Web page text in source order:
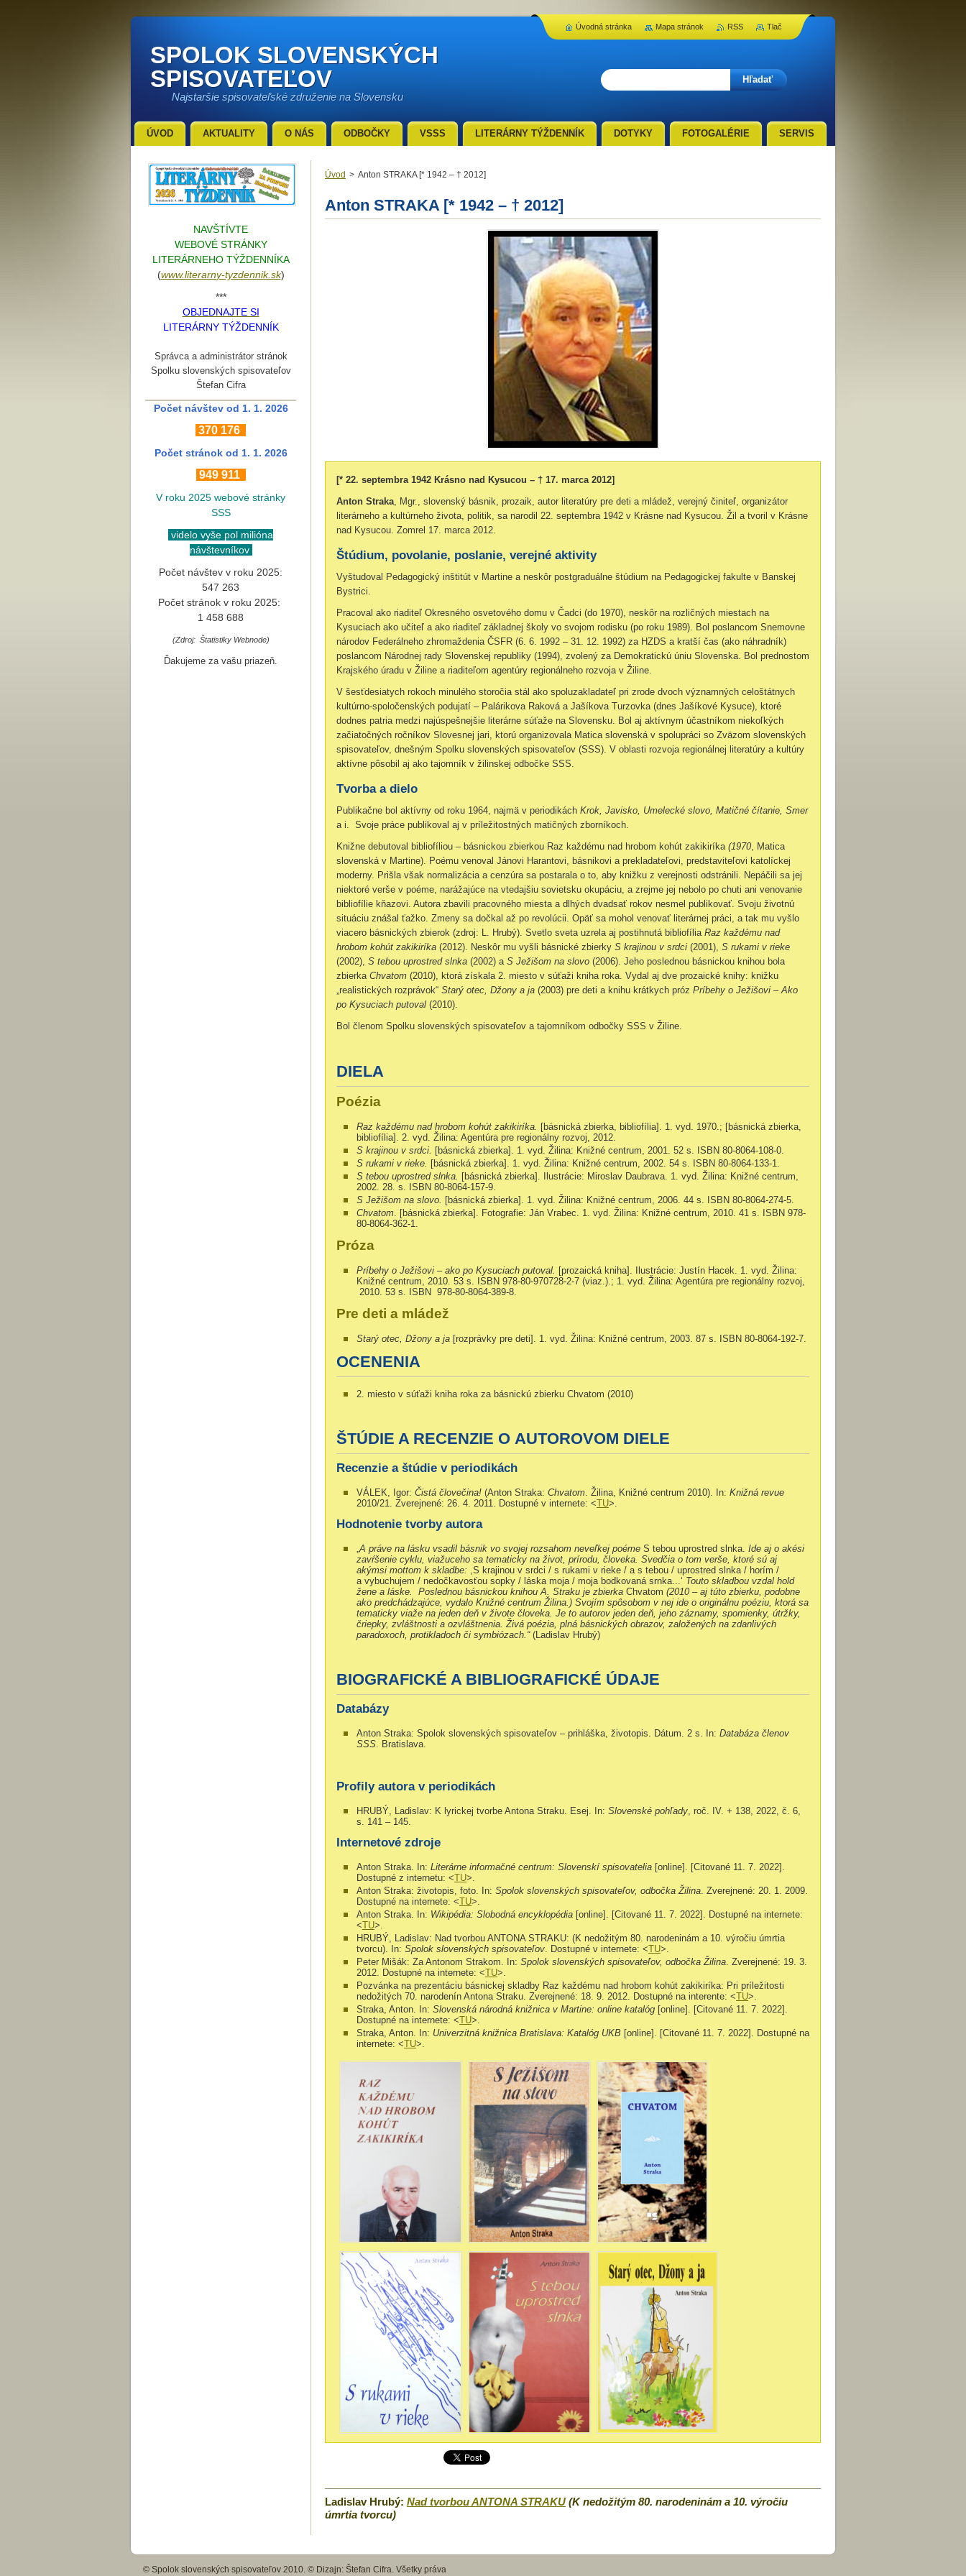
SPOLOK SLOVENSKÝCH
SPISOVATEĽOV
Najstaršie spisovateľské združenie na Slovensku
Úvod > Anton STRAKA [* 1942 – † 2012]
Anton STRAKA [* 1942 – † 2012]
[* 22. septembra 1942 Krásno nad Kysucou – † 17. marca 2012]
Anton Straka, Mgr., slovenský básnik, prozaik, autor literatúry pre deti a mládež, verejný činiteľ, organizátor
literárneho a kultúrneho života, politik, sa narodil 22. septembra 1942 v Krásne nad Kysucou. Žil a tvoril v Krásne
nad Kysucou. Zomrel 17. marca 2012.
Štúdium, povolanie, poslanie, verejné aktivity
Vyštudoval Pedagogický inštitút v Martine a neskôr postgraduálne štúdium na Pedagogickej fakulte v Banskej
Bystrici.
Pracoval ako riaditeľ Okresného osvetového domu v Čadci (do 1970), neskôr na rozličných miestach na
Kysuciach ako učiteľ a ako riaditeľ základnej školy vo svojom rodisku (po roku 1989). Bol poslancom Snemovne
národov Federálneho zhromaždenia ČSFR (6. 6. 1992 – 31. 12. 1992) za HZDS a kratší čas (ako náhradník)
poslancom Národnej rady Slovenskej republiky (1994), zvolený za Demokratickú úniu Slovenska. Bol prednostom
Krajského úradu v Žiline a riaditeľom agentúry regionálneho rozvoja v Žiline.
V šesťdesiatych rokoch minulého storočia stál ako spoluzakladateľ pri zrode dvoch významných celoštátnych
kultúrno-spoločenských podujatí – Palárikova Raková a Jašíkova Turzovka (dnes Jašíkové Kysuce), ktoré
dodnes patria medzi najúspešnejšie literárne súťaže na Slovensku. Bol aj aktívnym účastníkom niekoľkých
začiatočných ročníkov Slovesnej jari, ktorú organizovala Matica slovenská v spolupráci so Zväzom slovenských
spisovateľov, dnešným Spolku slovenských spisovateľov (SSS). V oblasti rozvoja regionálnej literatúry a kultúry
aktívne pôsobil aj ako tajomník v žilinskej odbočke SSS.
Tvorba a dielo
Publikačne bol aktívny od roku 1964, najmä v periodikách Krok, Javisko, Umelecké slovo, Matičné čítanie, Smer
a i. Svoje práce publikoval aj v príležitostných matičných zborníkoch.
Knižne debutoval bibliofíliou – básnickou zbierkou Raz každému nad hrobom kohút zakikiríka (1970, Matica
slovenská v Martine). Poému venoval Jánovi Harantovi, básnikovi a prekladateľovi, predstaviteľovi katolíckej
moderny. Prišla však normalizácia a cenzúra sa postarala o to, aby knižku z verejnosti odstránili. Nepáčili sa jej
niektoré verše v poéme, narážajúce na vtedajšiu sovietsku okupáciu, a zrejme jej nebolo po chuti ani venovanie
bibliofílie kňazovi. Autora zbavili pracovného miesta a dlhých dvadsať rokov nesmel publikovať. Svoju životnú
situáciu znášal ťažko. Zmeny sa dočkal až po revolúcii. Opäť sa mohol venovať literárnej práci, a tak mu vyšlo
viacero básnických zbierok (zdroj: L. Hrubý). Svetlo sveta uzrela aj postihnutá bibliofília Raz každému nad
hrobom kohút zakikiríka (2012). Neskôr mu vyšli básnické zbierky S krajinou v srdci (2001), S rukami v rieke
(2002), S tebou uprostred slnka (2002) a S Ježišom na slovo (2006). Jeho poslednou básnickou knihou bola
zbierka Chvatom (2010), ktorá získala 2. miesto v súťaži kniha roka. Vydal aj dve prozaické knihy: knižku
„realistických rozprávok“ Starý otec, Džony a ja (2003) pre deti a knihu krátkych próz Príbehy o Ježišovi – Ako
po Kysuciach putoval (2010).
Bol členom Spolku slovenských spisovateľov a tajomníkom odbočky SSS v Žiline.
DIELA
Poézia
Raz každému nad hrobom kohút zakikiríka. [básnická zbierka, bibliofília]. 1. vyd. 1970.; [básnická zbierka,
bibliofília]. 2. vyd. Žilina: Agentúra pre regionálny rozvoj, 2012.
S krajinou v srdci. [básnická zbierka]. 1. vyd. Žilina: Knižné centrum, 2001. 52 s. ISBN 80-8064-108-0.
S rukami v rieke. [básnická zbierka]. 1. vyd. Žilina: Knižné centrum, 2002. 54 s. ISBN 80-8064-133-1.
S tebou uprostred slnka. [básnická zbierka]. Ilustrácie: Miroslav Daubrava. 1. vyd. Žilina: Knižné centrum,
2002. 28. s. ISBN 80-8064-157-9.
S Ježišom na slovo. [básnická zbierka]. 1. vyd. Žilina: Knižné centrum, 2006. 44 s. ISBN 80-8064-274-5.
Chvatom. [básnická zbierka]. Fotografie: Ján Vrabec. 1. vyd. Žilina: Knižné centrum, 2010. 41 s. ISBN 978-
80-8064-362-1.
Próza
Príbehy o Ježišovi – ako po Kysuciach putoval. [prozaická kniha]. Ilustrácie: Justín Hacek. 1. vyd. Žilina:
Knižné centrum, 2010. 53 s. ISBN 978-80-970728-2-7 (viaz.).; 1. vyd. Žilina: Agentúra pre regionálny rozvoj,
2010. 53 s. ISBN 978-80-8064-389-8.
Pre deti a mládež
Starý otec, Džony a ja [rozprávky pre deti]. 1. vyd. Žilina: Knižné centrum, 2003. 87 s. ISBN 80-8064-192-7.
OCENENIA
2. miesto v súťaži kniha roka za básnickú zbierku Chvatom (2010)
ŠTÚDIE A RECENZIE O AUTOROVOM DIELE
Recenzie a štúdie v periodikách
VÁLEK, Igor: Čistá človečina! (Anton Straka: Chvatom. Žilina, Knižné centrum 2010). In: Knižná revue
2010/21. Zverejnené: 26. 4. 2011. Dostupné v internete: <TU>.
Hodnotenie tvorby autora
„A práve na lásku vsadil básnik vo svojej rozsahom neveľkej poéme S tebou uprostred slnka. Ide aj o akési
zavŕšenie cyklu, viažuceho sa tematicky na život, prírodu, človeka. Svedčia o tom verše, ktoré sú aj
akýmsi mottom k skladbe: ,S krajinou v srdci / s rukami v rieke / a s tebou / uprostred slnka / horím /
a vybuchujem / nedočkavosťou sopky / láska moja / moja bodkovaná srnka...‘ Touto skladbou vzdal hold
žene a láske. Poslednou básnickou knihou A. Straku je zbierka Chvatom (2010 – aj túto zbierku, podobne
ako predchádzajúce, vydalo Knižné centrum Žilina.) Svojím spôsobom v nej ide o originálnu poéziu, ktorá sa
tematicky viaže na jeden deň v živote človeka. Je to autorov jeden deň, jeho záznamy, spomienky, útržky,
čriepky, zvláštnosti a ozvláštnenia. Živá poézia, plná básnických obrazov, založených na zdanlivých
paradoxoch, protikladoch či symbiózach.“(Ladislav Hrubý)
BIOGRAFICKÉ A BIBLIOGRAFICKÉ ÚDAJE
Databázy
Anton Straka: Spolok slovenských spisovateľov – prihláška, životopis. Dátum. 2 s. In: Databáza členov
SSS. Bratislava.
Profily autora v periodikách
HRUBÝ, Ladislav: K lyrickej tvorbe Antona Straku. Esej. In: Slovenské pohľady, roč. IV. + 138, 2022, č. 6,
s. 141 – 145.
Internetové zdroje
Anton Straka. In: Literárne informačné centrum: Slovenskí spisovatelia [online]. [Citované 11. 7. 2022].
Dostupné z internetu: <TU>.
Anton Straka: životopis, foto. In: Spolok slovenských spisovateľov, odbočka Žilina. Zverejnené: 20. 1. 2009.
Dostupné na internete: <TU>.
Anton Straka. In: Wikipédia: Slobodná encyklopédia [online]. [Citované 11. 7. 2022]. Dostupné na internete:
<TU>.
HRUBÝ, Ladislav: Nad tvorbou ANTONA STRAKU: (K nedožitým 80. narodeninám a 10. výročiu úmrtia
tvorcu). In: Spolok slovenských spisovateľov. Dostupné v internete: <TU>.
Peter Mišák: Za Antonom Strakom. In: Spolok slovenských spisovateľov, odbočka Žilina. Zverejnené: 19. 3.
2012. Dostupné na internete: <TU>.
Pozvánka na prezentáciu básnickej skladby Raz každému nad hrobom kohút zakikiríka: Pri príležitosti
nedožitých 70. narodenín Antona Straku. Zverejnené: 18. 9. 2012. Dostupné na interente: <TU>.
Straka, Anton. In: Slovenská národná knižnica v Martine: online katalóg [online]. [Citované 11. 7. 2022].
Dostupné na internete: <TU>.
Straka, Anton. In: Univerzitná knižnica Bratislava: Katalóg UKB [online]. [Citované 11. 7. 2022]. Dostupné na
internete: <TU>.
Ladislav Hrubý: Nad tvorbou ANTONA STRAKU (K nedožitým 80. narodeninám a 10. výročiu
úmrtia tvorcu)
NAVŠTÍVTE
WEBOVÉ STRÁNKY
LITERÁRNEHO TÝŽDENNÍKA
(www.literarny-tyzdennik.sk)
***
OBJEDNAJTE SI
LITERÁRNY TÝŽDENNÍK
Správca a administrátor stránok
Spolku slovenských spisovateľov
Štefan Cifra
Počet návštev od 1. 1. 2026
370 176
Počet stránok od 1. 1. 2026
949 911
V roku 2025 webové stránky
SSS
videlo vyše pol milióna
návštevníkov
Počet návštev v roku 2025:
547 263
Počet stránok v roku 2025:
1 458 688
(Zdroj: Štatistiky Webnode)
Ďakujeme za vašu priazeň.
ÚVOD AKTUALITY O NÁS ODBOČKY VSSS LITERÁRNY TÝŽDENNÍK DOTYKY FOTOGALÉRIE SERVIS
Úvodná stránka Mapa stránok RSS Tlač
© Spolok slovenských spisovateľov 2010. © Dizajn: Štefan Cifra. Všetky práva